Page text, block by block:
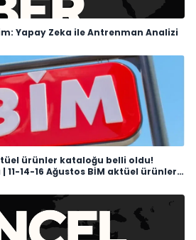
Yapay Zeka ile Antrenman Analizi
ürünler kataloğu belli oldu!
11-14-16 Ağustos BİM aktüel ürünleri: